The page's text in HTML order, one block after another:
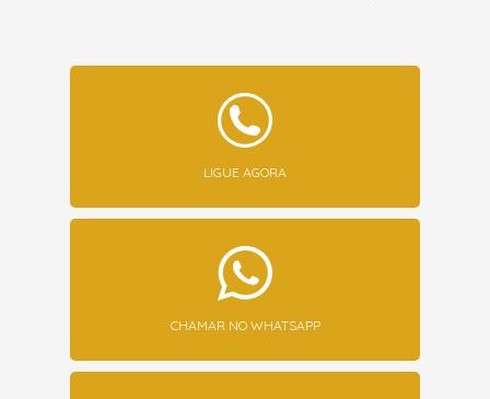
LIGUE AGORA
CHAMAR NO WHATSAPP